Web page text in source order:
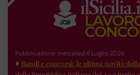
Pubblicazione: mercoledì 8 Luglio 2026
Bandi e concorsi: le ultime novità